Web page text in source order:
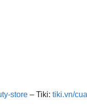
store – Tiki: tiki.vn/